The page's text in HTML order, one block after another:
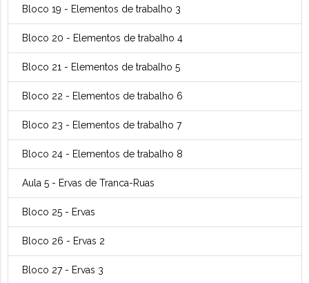
Bloco 19 - Elementos de trabalho 3
Bloco 20 - Elementos de trabalho 4
Bloco 21 - Elementos de trabalho 5
Bloco 22 - Elementos de trabalho 6
Bloco 23 - Elementos de trabalho 7
Bloco 24 - Elementos de trabalho 8
Aula 5 - Ervas de Tranca-Ruas
Bloco 25 - Ervas
Bloco 26 - Ervas 2
Bloco 27 - Ervas 3